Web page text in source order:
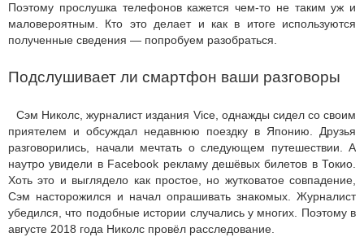
Поэтому прослушка телефонов кажется чем-то не таким уж и
маловероятным. Кто это делает и как в итоге используются
полученные сведения — попробуем разобраться.
Подслушивает ли смартфон ваши разговоры
Сэм Николс, журналист издания Vice, однажды сидел со своим
приятелем и обсуждал недавнюю поездку в Японию. Друзья
разговорились, начали мечтать о следующем путешествии. А
наутро увидели в Facebook рекламу дешёвых билетов в Токио.
Хоть это и выглядело как простое, но жутковатое совпадение,
Сэм насторожился и начал опрашивать знакомых. Журналист
убедился, что подобные истории случались у многих. Поэтому в
августе 2018 года Николс провёл расследование.